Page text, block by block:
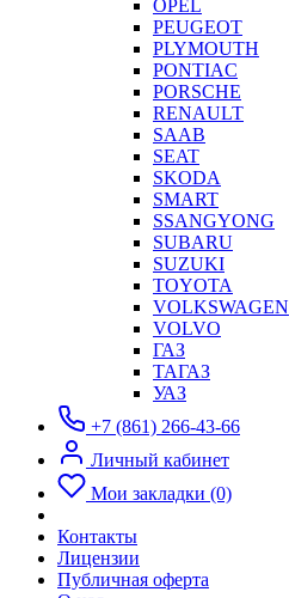
OPEL
PEUGEOT
PLYMOUTH
PONTIAC
PORSCHE
RENAULT
SAAB
SEAT
SKODA
SMART
SSANGYONG
SUBARU
SUZUKI
TOYOTA
VOLKSWAGEN
VOLVO
ГАЗ
ТАГАЗ
УАЗ
+7 (861) 266-43-66
Личный кабинет
Мои закладки (0)
Контакты
Лицензии
Публичная оферта